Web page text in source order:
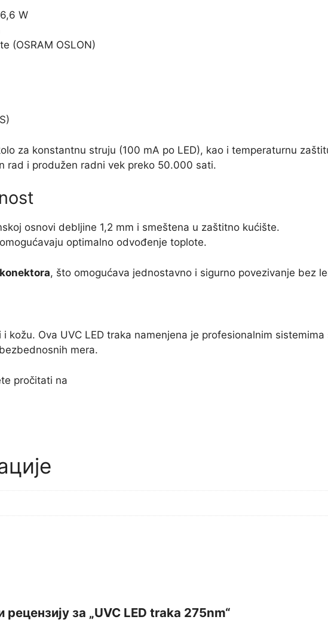
W
(OSRAM OSLON)
za konstantnu struju (100 mA po LED), kao i temperaturnu
rad i produžen radni vek preko 50.000 sati.
osnovi debljine 1,2 mm i smeštena u zaštitno kućište.
optimalno odvođenje toplote.
, što omogućava jednostavno i sigurno povezivanje bez
kožu. Ova UVC LED traka namenjena je profesionalnim
mera.
pročitati na
рецензију за „UVC LED traka 275nm“